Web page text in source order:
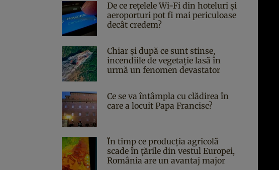
De ce rețelele Wi-Fi din hoteluri și
aeroporturi pot fi mai periculoase
decât credem?
Chiar și după ce sunt stinse,
incendiile de vegetație lasă în
urmă un fenomen devastator
Ce se va întâmpla cu clădirea în
care a locuit Papa Francisc?
În timp ce producția agricolă
scade în țările din vestul Europei,
România are un avantaj major